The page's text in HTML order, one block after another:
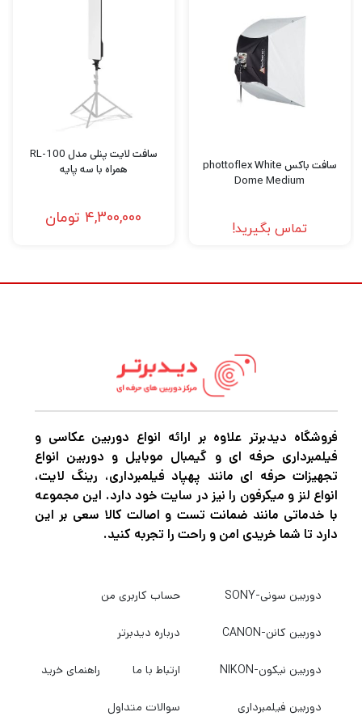
های محلی برای دسترسی و تغییر تنظیمات شما
است. X3 S که بخشی از سیستم رادیویی بی‌سیم
Godox X است، محدوده بی‌سیم 328 اینچی با
فرکانس 2.4 گیگاهرتز را ارائه می‌کند تا فلاش‌های
سازگار را به‌طور مؤثر و قابل‌اطمینانی فعال کند.
این مدل با سیستم ADI / P-TTL سونی، از جمله
پشتیبانی از همگام‌سازی با سرعت بالا تا 1/8000
ثانیه سازگار است. کاربران می توانند جبران
تنظیمات زوم و موارد دیگر را کنترل کنند. یک
طراحی شیک دستگاه در یک کیسه ذخیره‌سازی
کوچک عرضه می‌شود که عملاً در هر مکانی قرار
داشته باشید.
سافت باکس phottoflex White
Dome Medium
تماس بگیرید!
سافت لایت پنلی مدل RL-100
همراه با سه پایه
4,300,000 تومان
فروشگاه دیدبرتر علاوه بر ارائه انواع دوربین عکاسی و
فیلمبرداری حرفه ای و گیمبال موبایل و دوربین انواع
تجهیزات حرفه ای مانند پهپاد فیلمبرداری، رینگ لایت،
انواع لنز و میکرفون را نیز در سایت خود دارد. این مجموعه
با خدماتی مانند ضمانت تست و اصالت کالا سعی بر این
دارد تا شما خریدی امن و راحت را تجربه کنید.
دوربین سونی-SONY
دوربین کانن-CANON
دوربین نیکون-NIKON
دوربین فیلمبرداری
حساب کاربری من
درباره دیدبرتر
ارتباط با ما راهنمای خرید
سوالات متداول